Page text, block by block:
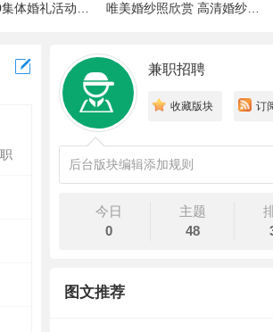
结一次婚，到底要做多少件准备工作 |备婚清
兼职招聘
收藏版块 订
后台版块编辑添加规则
今日
0
主题
48
图文推荐